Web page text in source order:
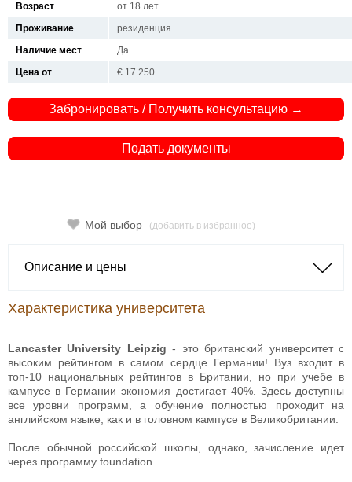
Возраст
от 18 лет
Проживание
резиденция
Наличие мест
Да
Цена от
€ 17.250
Забронировать / Получить консультацию →
Подать документы
Мой выбор (добавить в избранное)
Описание и цены
Характеристика университета
Lancaster University Leipzig - это британский университет с
высоким рейтингом в самом сердце Германии! Вуз входит в
топ-10 национальных рейтингов в Британии, но при учебе в
кампусе в Германии экономия достигает 40%. Здесь доступны
все уровни программ, а обучение полностью проходит на
английском языке, как и в головном кампусе в Великобритании.
После обычной российской школы, однако, зачисление идет
через программу foundation.